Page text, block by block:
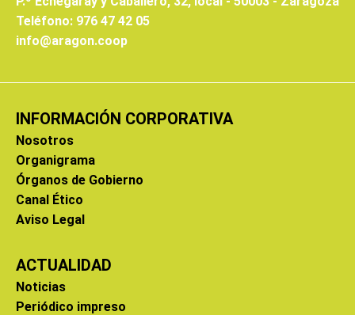
Teléfono: 976 47 42 05
info@aragon.coop
INFORMACIÓN CORPORATIVA
Nosotros
Organigrama
Órganos de Gobierno
Canal Ético
Aviso Legal
ACTUALIDAD
Noticias
Periódico impreso